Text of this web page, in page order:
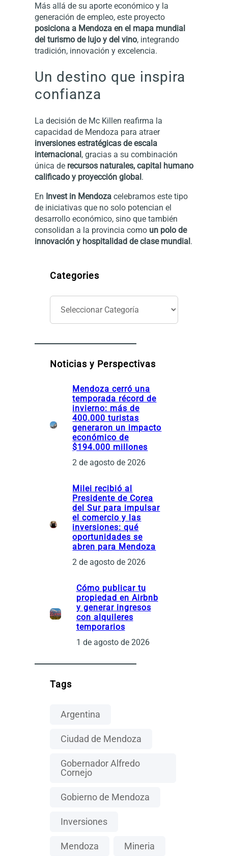
Más allá de su aporte económico y la
generación de empleo, este proyecto
posiciona a Mendoza en el mapa mundial
del turismo de lujo y del vino, integrando
tradición, innovación y excelencia.
Un destino que inspira
confianza
La decisión de Mc Killen reafirma la
capacidad de Mendoza para atraer
inversiones estratégicas de escala
internacional, gracias a su combinación
única de recursos naturales, capital humano
calificado y proyección global.
En Invest in Mendoza celebramos este tipo
de iniciativas que no solo potencian el
desarrollo económico, sino que también
consolidan a la provincia como un polo de
innovación y hospitalidad de clase mundial .
Categories
C
t
g
rNoticias y Perspectivas
Mendoza cerró una
temporada récord de
invierno: más de
400.000 turistas
generaron un impacto
económico de
$194.000 millones
2 de agosto de 2026
Milei recibió al
Presidente de Corea
del Sur para impulsar
el comercio y las
inversiones: qué
oportunidades se
abren para Mendoza
2 de agosto de 2026
Cómo publicar tu
propiedad en Airbnb
y generar ingresos
con alquileres
temporarios
1 de agosto de 2026
Tags
Argentina
Ciudad de Mendoza
Gobernador Alfredo
Cornejo
Gobierno de Mendoza
Inversiones
Mendoza Mineria